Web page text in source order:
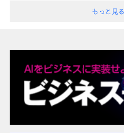
もっと見る